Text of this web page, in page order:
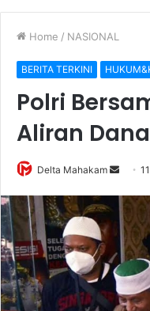
Home / NASIONAL
BERITA TERKINI
Polri
Aliran Dana
Delta Mahakam
d
a
n
m